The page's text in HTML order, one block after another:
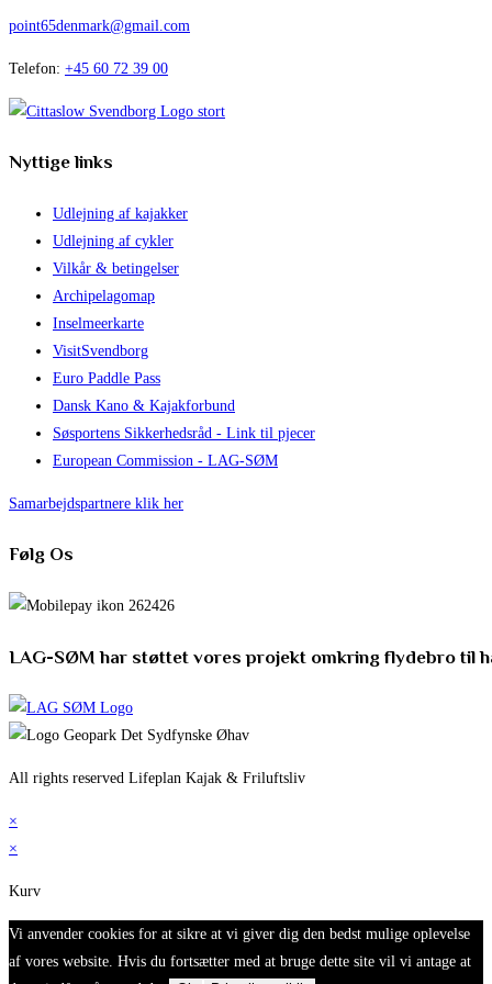
point65denmark@gmail.com
Telefon: +45 60 72 39 00
Nyttige links
Udlejning af kajakker
Udlejning af cykler
Vilkår & betingelser
Archipelagomap
Inselmeerkarte
VisitSvendborg
Euro Paddle Pass
Dansk Kano & Kajakforbund
Søsportens Sikkerhedsråd - Link til pjecer
European Commission - LAG-SØM
Samarbejdspartnere klik her
Følg Os
LAG-SØM har støttet vores projekt omkring flydebro til
All rights reserved Lifeplan Kajak & Friluftsliv
×
×
Kurv
Vi anvender cookies for at sikre at vi giver dig den bedst mulige oplevelse
af vores website. Hvis du fortsætter med at bruge dette site vil vi antage at